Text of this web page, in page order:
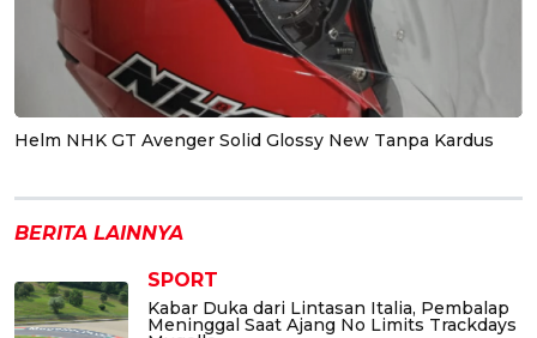
Helm NHK GT Avenger Solid Glossy New Tanpa Kardus
BERITA LAINNYA
SPORT
Kabar Duka dari Lintasan Italia, Pembalap
Meninggal Saat Ajang No Limits Trackdays